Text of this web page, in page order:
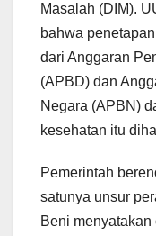
Masalah (DIM).
bahwa
dari Anggaran
(APBD) dan
Negara (APBN)
kesehatan itu
Pemerintah
satunya unsur
Beni